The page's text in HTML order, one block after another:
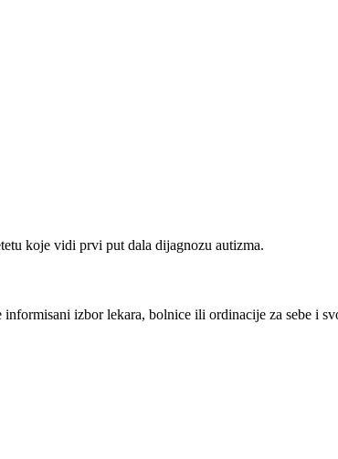
koje vidi prvi put dala dijagnozu autizma.
izbor lekara, bolnice ili ordinacije za sebe i